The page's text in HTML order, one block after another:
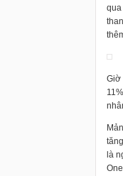
qua
Giờ
là